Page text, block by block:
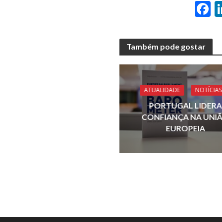
F
e
b
o
o
k
Também pode gostar
ATUALIDADE NOTÍCIAS
PORTUGAL LIDERA
CONFIANÇA NA
EUROPEIA